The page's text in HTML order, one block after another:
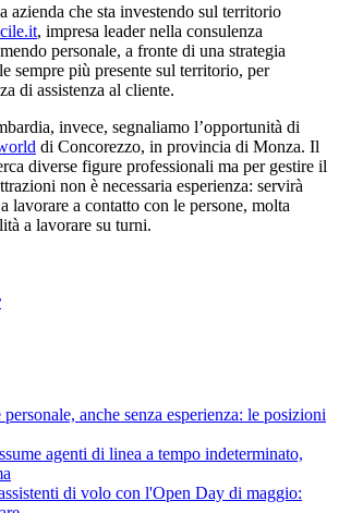
azienda che sta investendo sul territorio
, impresa leader nella consulenza
personale, a fronte di una strategia
sempre più presente sul territorio, per
di assistenza al cliente.
invece, segnaliamo l’opportunità di
di Concorezzo, in provincia di Monza. Il
diverse figure professionali ma per gestire il
non è necessaria esperienza: servirà
lavorare a contatto con le persone, molta
a lavorare su turni.
personale, anche senza esperienza: le posizioni
agenti di linea a tempo indeterminato,
di volo con l'Open Day di maggio: